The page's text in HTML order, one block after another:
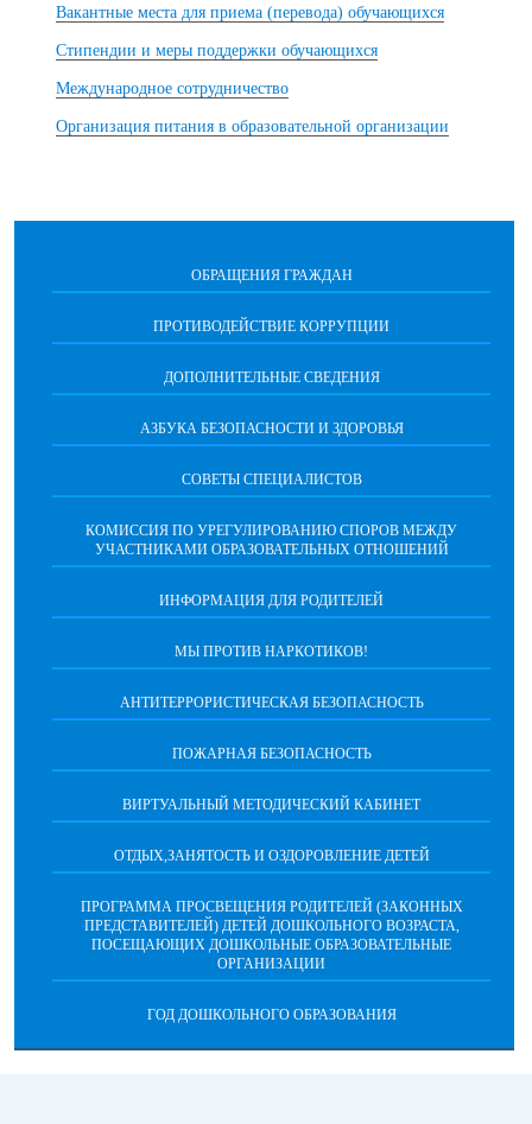
Вакантные места для приема (перевода) обучающихся
Стипендии и меры поддержки обучающихся
Международное сотрудничество
Организация питания в образовательной организации
ОБРАЩЕНИЯ ГРАЖДАН
ПРОТИВОДЕЙСТВИЕ КОРРУПЦИИ
ДОПОЛНИТЕЛЬНЫЕ СВЕДЕНИЯ
АЗБУКА БЕЗОПАСНОСТИ И ЗДОРОВЬЯ
СОВЕТЫ СПЕЦИАЛИСТОВ
КОМИССИЯ ПО УРЕГУЛИРОВАНИЮ СПОРОВ МЕЖДУ
УЧАСТНИКАМИ ОБРАЗОВАТЕЛЬНЫХ ОТНОШЕНИЙ
ИНФОРМАЦИЯ ДЛЯ РОДИТЕЛЕЙ
МЫ ПРОТИВ НАРКОТИКОВ!
АНТИТЕРРОРИСТИЧЕСКАЯ БЕЗОПАСНОСТЬ
ПОЖАРНАЯ БЕЗОПАСНОСТЬ
ВИРТУАЛЬНЫЙ МЕТОДИЧЕСКИЙ КАБИНЕТ
ОТДЫХ,ЗАНЯТОСТЬ И ОЗДОРОВЛЕНИЕ ДЕТЕЙ
ПРОГРАММА ПРОСВЕЩЕНИЯ РОДИТЕЛЕЙ (ЗАКОННЫХ
ПРЕДСТАВИТЕЛЕЙ) ДЕТЕЙ ДОШКОЛЬНОГО ВОЗРАСТА,
ПОСЕЩАЮЩИХ ДОШКОЛЬНЫЕ ОБРАЗОВАТЕЛЬНЫЕ
ОРГАНИЗАЦИИ
ГОД ДОШКОЛЬНОГО ОБРАЗОВАНИЯ